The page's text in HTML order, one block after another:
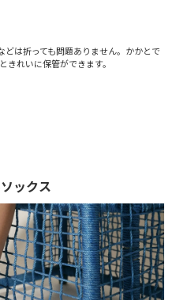
どは折っても問題ありません。かかとで
れいに保管ができます。
ックス